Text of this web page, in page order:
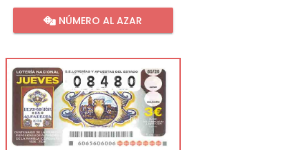
NÚMERO AL AZAR